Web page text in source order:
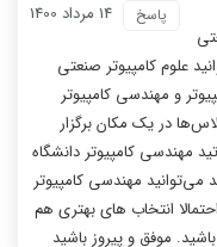
14 مرداد 1400 پاسخ
علوم کامپیوتر صنعتی
و مهندسی کامپیوتر
در یک مکان برگزار
مهندسی کامپیوتر دانشگاه
می‌توانید مهندسی کامپیوتر
انتخاب های بهتری هم
موفق و پیروز باشید